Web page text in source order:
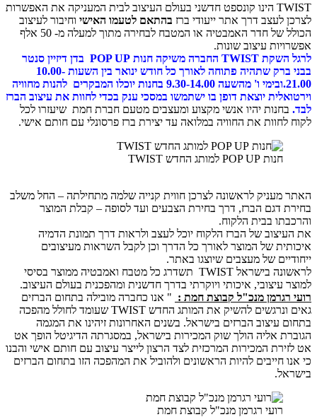
TWIST הינו קונספט חדשני בעולם העיצוב לבית המעניקה את האפשרות
לעצב דרך אתר ייעודי ברזבהתאם לטעמו האישיוחיבור לעיצוב
הכולל של חדר האמבטיה או המטבח לבחירה מתוך למעלה מ- 50 אלף
עיצוב שונות.
לרגל השקת TWIST החברה משיקה חנות POP UP בדן דיזיין סנטר
בבני ברק שתהיה פתוחה לאורך כל חודש ינואר בין השעות 10.00-
21.00.ובימי ו' מהשעה 9.30-14.00 בחנות יוכלו המבקרים להנות מחוויה
יוצאת דופן בו ישתמשו במסכי ענק בכדי לחוות את עיצוב הברז
יהיו אנשי מקצוע ומעצבים מטעם חברת חמת שיעזרו לכל
את החוויה במלואה עד יצירת ברז פרסונלי עם חותם אישי.
לראשונה לצרכן חווית קנייה שלמה מתחילתה – החל משלב
דגם הברז, דרך בחירת הצבעים ועד לסופה – קבלת המוצר
בבית הלקוח.
של הברז הלקוח יוכל לעצב ולראות דרך תמונת הדמיה
של המוצר לאורך כל הדרך וכן לקבל השראות מעיצובים
של מעצבים שיוצגו באתר.
לראשונה בישראל TWIST תשדרג כל מטבח ואמבטיה ממוצר בסיסי
איכותי ויוקרתי בדרך חדשנית ומהפכנית בעולם העיצוב.
מנכ"ל קבוצת חמת : " אנו כחברה מובילה בתחום הברזים
גאים ונרגשים להשיק את המותג החדש TWIST שעומד לחולל מהפכה
עיצוב הברזים בישראל. בשנים האחרונות זיהינו את המגמה
אליה הולך שוק המכירות בישראל, במסגרתה הדיגיטל הופך אט
המכירות המרכזית לצד הרצון לייצר עיצוב עם חותם אישי והבנו
חייבים להיות הראשונים ולהוביל את המהפכה הזו בתחום הברזים
רועי רגרמן מנכ"ל קבוצת חמת